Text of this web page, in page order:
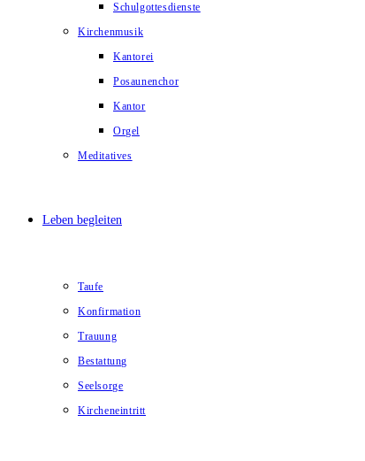
Schulgottesdienste
Kirchenmusik
Kantorei
Posaunenchor
Kantor
Orgel
Meditatives
Leben begleiten
Taufe
Konfirmation
Trauung
Bestattung
Seelsorge
Kircheneintritt